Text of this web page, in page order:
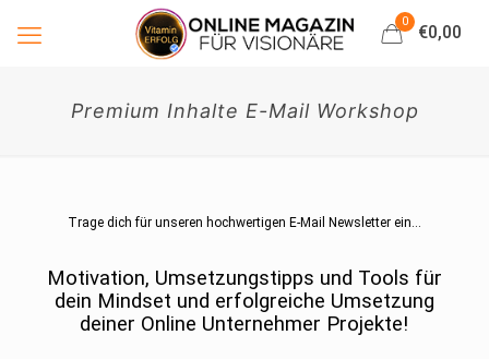
0
€0,00
Premium Inhalte E-Mail Workshop
Trage dich für unseren hochwertigen E-Mail Newsletter ein…
Motivation, Umsetzungstipps und Tools für
dein Mindset und erfolgreiche Umsetzung
deiner Online Unternehmer Projekte!